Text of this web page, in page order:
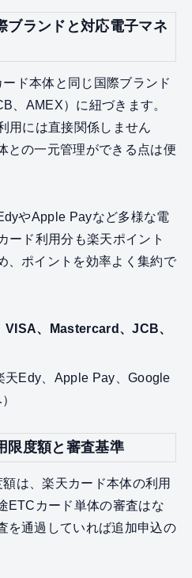
ブランドと対応電子マネ
ド本体と同じ国際ブランド
、AMEX）に紐づきます。
用には直接関係しません
との一元管理ができる点は便
やApple Payなど多様な電
ード利用分も楽天ポイント
、ポイントを効率よく集約で
VISA、Mastercard、JCB、
天Edy、Apple Pay、Google
限度額と審査基準
は、楽天カード本体の利用
ETCカード単体の審査はな
を通過していれば追加申込の